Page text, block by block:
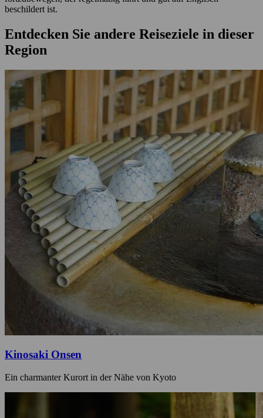
beschildert ist.
Entdecken Sie andere Reiseziele in dieser
Region
Kinosaki Onsen
Ein charmanter Kurort in der Nähe von Kyoto